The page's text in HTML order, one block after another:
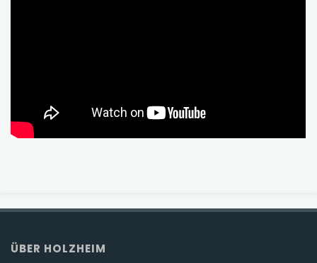
ÜBER HOLZHEIM